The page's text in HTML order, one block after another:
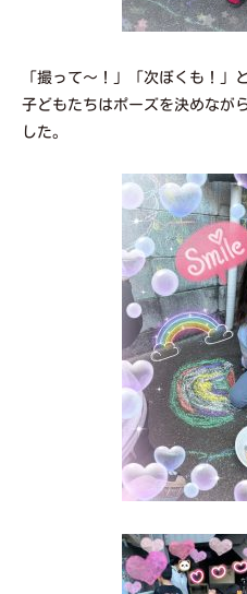
「撮って〜！」「次ぼくも！」
子どもたちはポーズを決めなが
した。